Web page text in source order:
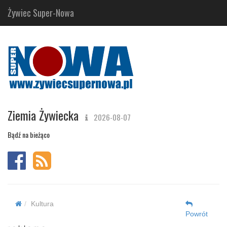
Żywiec Super-Nowa
Ziemia Żywiecka 2026-08-07
Bądź na bieżąco
Kultura
Powrót